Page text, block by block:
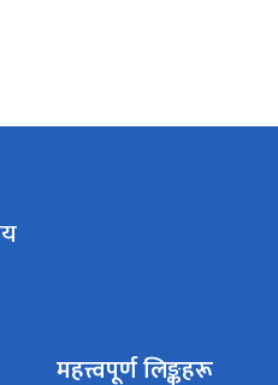
महत्त्वपूर्ण लिङ्कहरू